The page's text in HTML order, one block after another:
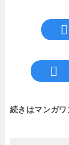
続きはマンガワ